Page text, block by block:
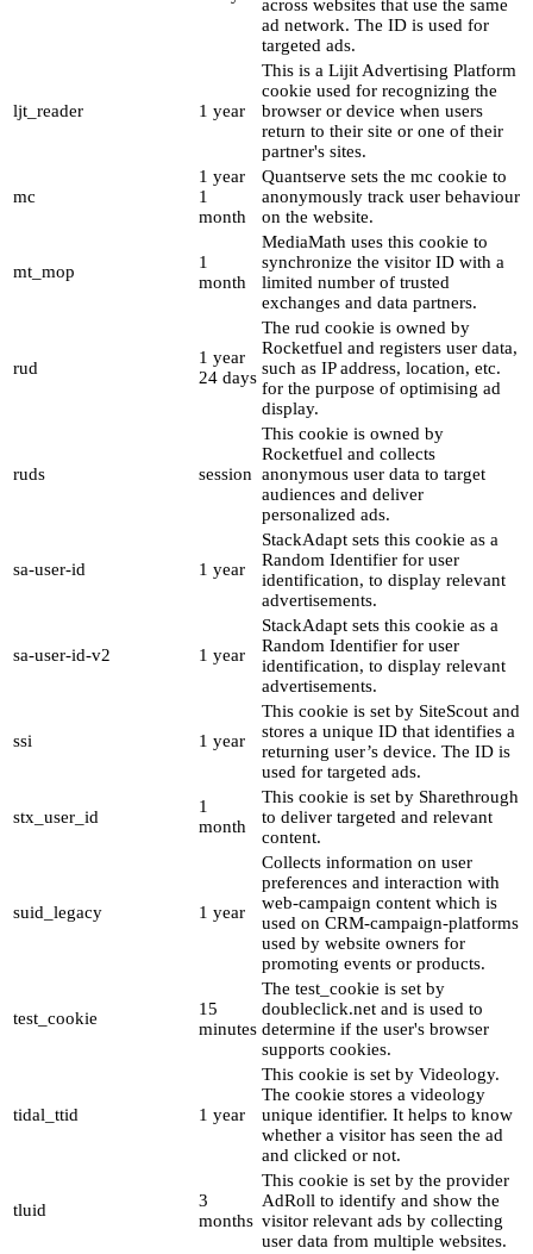
across websites that use the same
ad network. The ID is used for
targeted ads.
ljt_reader 1 year
This is a Lijit Advertising Platform
cookie used for recognizing the
browser or device when users
return to their site or one of their
partner's sites.
mc
1 year
1
month
Quantserve sets the mc cookie to
anonymously track user behaviour
on the website.
mt_mop
1
month
MediaMath uses this cookie to
synchronize the visitor ID with a
limited number of trusted
exchanges and data partners.
rud
1 year
24 days
The rud cookie is owned by
Rocketfuel and registers user data,
such as IP address, location, etc.
for the purpose of optimising ad
display.
ruds session
This cookie is owned by
Rocketfuel and collects
anonymous user data to target
audiences and deliver
personalized ads.
sa-user-id 1 year
StackAdapt sets this cookie as a
Random Identifier for user
identification, to display relevant
advertisements.
sa-user-id-v2 1 year
StackAdapt sets this cookie as a
Random Identifier for user
identification, to display relevant
advertisements.
ssi 1 year
This cookie is set by SiteScout and
stores a unique ID that identifies a
returning user’s device. The ID is
used for targeted ads.
stx_user_id
1
month
This cookie is set by Sharethrough
to deliver targeted and relevant
content.
suid_legacy 1 year
Collects information on user
preferences and interaction with
web-campaign content which is
used on CRM-campaign-platforms
used by website owners for
promoting events or products.
test_cookie
15
minutes
The test_cookie is set by
doubleclick.net and is used to
determine if the user's browser
supports cookies.
tidal_ttid 1 year
This cookie is set by Videology.
The cookie stores a videology
unique identifier. It helps to know
whether a visitor has seen the ad
and clicked or not.
tluid
3
months
This cookie is set by the provider
AdRoll to identify and show the
visitor relevant ads by collecting
user data from multiple websites.